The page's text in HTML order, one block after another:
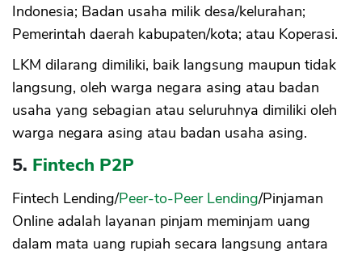
Indonesia; Badan usaha milik desa/kelurahan;
Pemerintah daerah kabupaten/kota; atau Koperasi.
LKM dilarang dimiliki, baik langsung maupun tidak
langsung, oleh warga negara asing atau badan
usaha yang sebagian atau seluruhnya dimiliki oleh
warga negara asing atau badan usaha asing.
5. Fintech P2P
Fintech Lending/Peer-to-Peer Lending/Pinjaman
Online adalah layanan pinjam meminjam uang
dalam mata uang rupiah secara langsung antara